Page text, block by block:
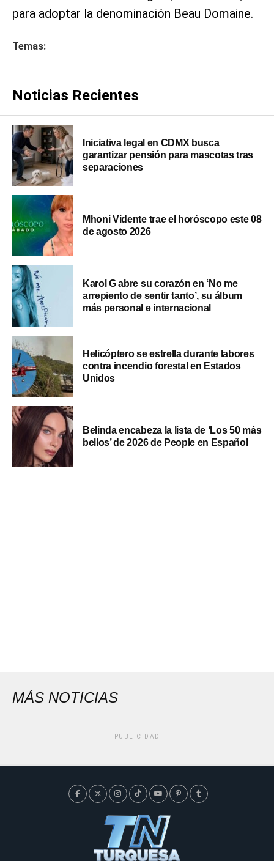
para adoptar la denominación Beau Domaine.
Temas:
Noticias Recientes
Iniciativa legal en CDMX busca
garantizar pensión para mascotas tras
separaciones
Mhoni Vidente trae el horóscopo este 08
de agosto 2026
Karol G abre su corazón en ‘No me
arrepiento de sentir tanto’, su álbum
más personal e internacional
Helicóptero se estrella durante labores
contra incendio forestal en Estados
Unidos
Belinda encabeza la lista de ‘Los 50 más
bellos’ de 2026 de People en Español
MÁS NOTICIAS
PUBLICIDAD